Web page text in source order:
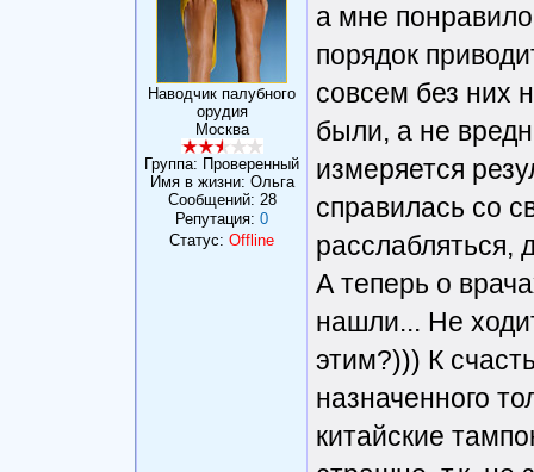
Наводчик палубного
орудия
Москва
Группа: Проверенный
Имя в жизни: Ольга
Сообщений: 28
Репутация: 0
Статус: Offline
а мне
порядок
совсем без них
были, а не
измеряется
справилась со
расслабляться,
А теперь о
нашли... Не
этим?))) К
назначенного
китайские